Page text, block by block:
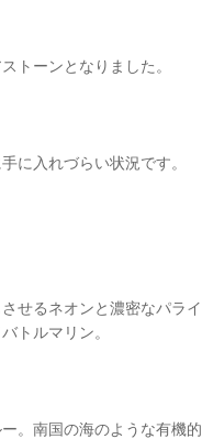
トーンとなりました。
に入れづらい状況です。
せるネオンと濃密なパライ
トルマリン。
。南国の海のような有機的